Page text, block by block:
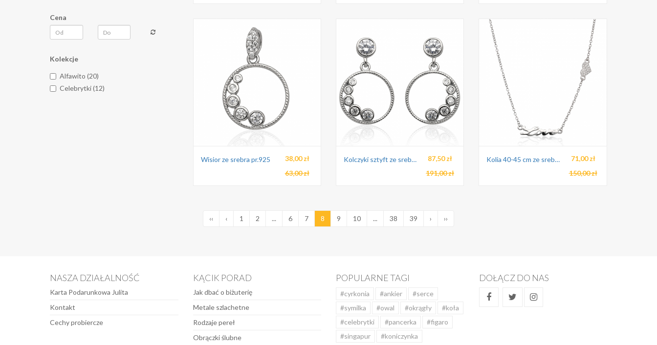
Cena
Kolekcje
Alfawito (20)
Celebrytki (12)
Wisior ze srebra pr.925
38,00 zł
63,00 zł
Kolczyki sztyft ze srebra pr.925
87,50 zł
191,00 zł
Kolia 40-45 cm ze srebra pr.925
71,00 zł
150,00 zł
‹‹ ‹ 1 2 ... 6 7 8 9 10 ... 38 39 › ››
NASZA DZIAŁALNOŚĆ
Karta Podarunkowa Julita
Kontakt
Cechy probiercze
KĄCIK PORAD
Jak dbać o biżuterię
Metale szlachetne
Rodzaje pereł
Obrączki ślubne
POPULARNE TAGI
#cyrkonia #ankier
#serce
#symilka
#owal #okrągły
#koła
#celebrytki
#pancerka
#figaro
#singapur
#koniczynka
DOŁĄCZ DO NAS